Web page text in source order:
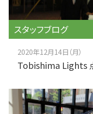
2020年12月14日（月）
Tobishima Lights
スタッフブログ